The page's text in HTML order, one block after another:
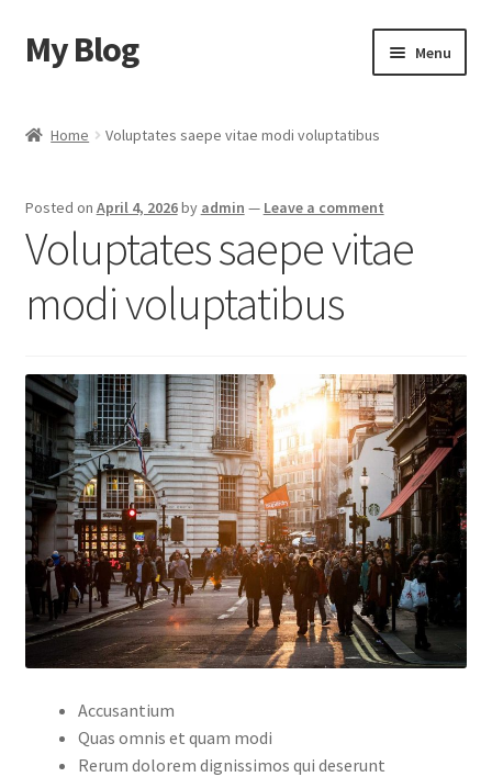
Skip
to
Skip
to
My Blog Menu
Checkout
My account
Shop
Home Voluptates saepe vitae modi voluptatibus
Posted on April 4, 2026by admin — Leave a comment
Voluptates saepe vitae
modi voluptatibus
Accusantium
Quas omnis et quam modi
Rerum dolorem dignissimos qui deserunt